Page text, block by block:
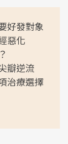
好發對象
惡化
瓣逆流
治療選擇